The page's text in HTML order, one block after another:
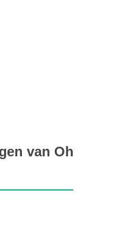
van Oh